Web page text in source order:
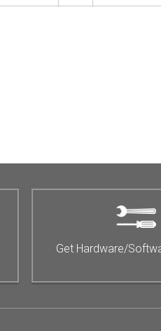
Get Hardware/